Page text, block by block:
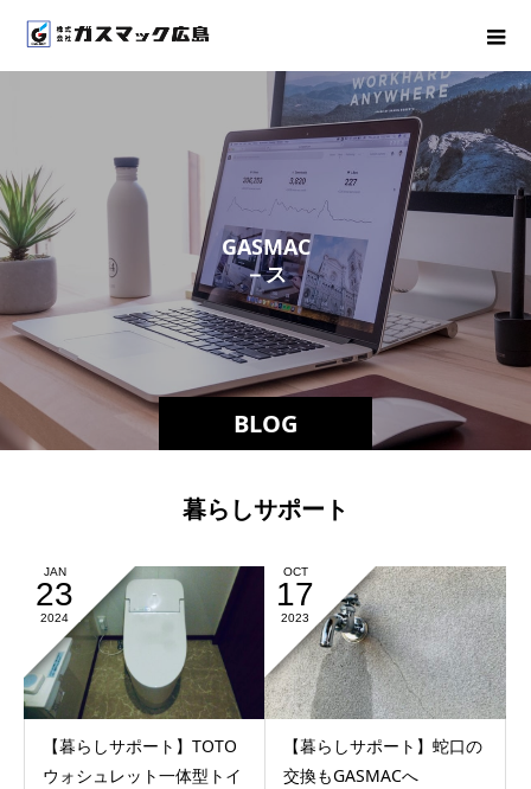
BLOG
GASMAC
－スタッフ
暮らしサポート
JAN
23
2024
【暮らしサポート】TOTO
ウォシュレット一体型トイ
OCT
17
2023
【暮らしサポート】蛇口の
交換もGASMACへ